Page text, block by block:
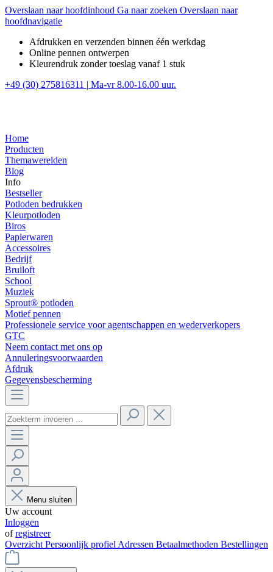
Overslaan naar hoofdinhoud Ga naar zoeken Overslaan naar
hoofdnavigatie
Afdrukken en verzenden binnen één werkdag
Online pennen ontwerpen
Kleurendruk zonder toeslag vanaf 1 stuk
+49 (30) 275816311 | Ma-vr 8.00-16.00 uur.
Home
Producten
Themawerelden
Blog
Info
Bestseller
Potloden bedrukken
Kleurpotloden
Biros
Papierwaren
Accessoires
Bedrijf
Bruiloft
School
Muziek
Sprout® potloden
Motief pennen
Professionele service voor agentschappen en wederverkopers
GTC
Neem contact met ons op
Annuleringsvoorwaarden
Afdruk
Gegevensbescherming
Menu sluiten
Uw account
Inloggen
ofregistreer
Overzicht Persoonlijk profiel Adressen Betaalmethoden Bestellingen